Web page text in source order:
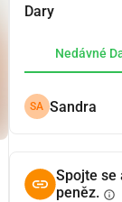
Dary
Nedávné
SA Sandra
Spojte se
peněz. info